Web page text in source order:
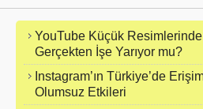
YouTube Küçük Resimlerinde
Gerçekten İşe Yarıyor mu?
Instagram’ın Türkiye’de
Olumsuz Etkileri